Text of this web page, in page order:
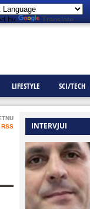
by Translate
LIFESTYLE SCI/TECH
RSS INTERVJUI